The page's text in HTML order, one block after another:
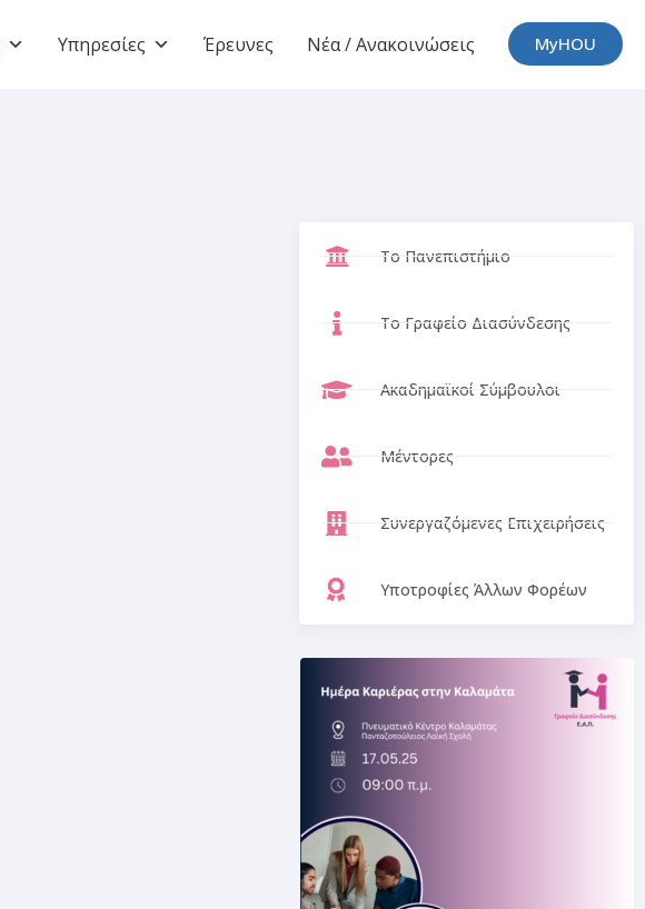
Υπηρεσίες Έρευνες Νέα / Ανακοινώσεις MyHOU
Το Πανεπιστήμιο
Το Γραφείο Διασύνδεσης
Ακαδημαϊκοί Σύμβουλοι
Μέντορες
Συνεργαζόμενες Επιχειρήσεις
Υποτροφίες Άλλων Φορέων